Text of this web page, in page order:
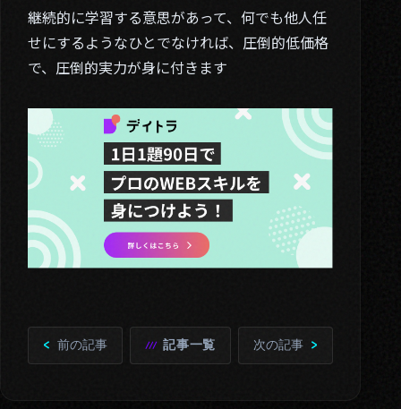
継続的に学習する意思があって、何でも他人任
せにするようなひとでなければ、圧倒的低価格
で、圧倒的実力が身に付きます
前の記事 記事一覧 次の記事